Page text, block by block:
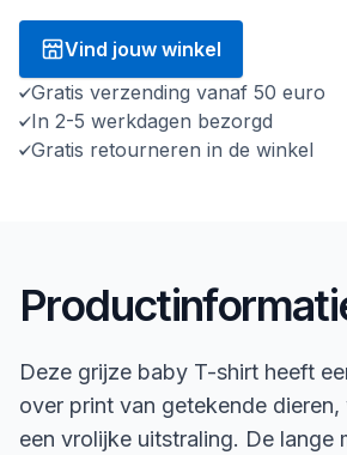
Vind jouw winkel
Gratis verzending vanaf 50 euro
In 2-5 werkdagen bezorgd
Gratis retourneren in de winkel
Deze grijze baby T-shirt heeft
over print van getekende
een vrolijke uitstraling. De lange